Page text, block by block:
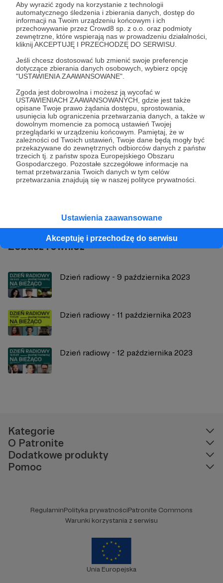
Aby wyrazić zgody na korzystanie z technologii
automatycznego śledzenia i zbierania danych, dostęp do
informacji na Twoim urządzeniu końcowym i ich
przechowywanie przez Crowd8 sp. z o.o. oraz podmioty
zewnętrzne, które wspierają nas w prowadzeniu działalności,
kliknij AKCEPTUJĘ I PRZECHODZĘ DO SERWISU.
Jeśli chcesz dostosować lub zmienić swoje preferencje
dotyczące zbierania danych osobowych, wybierz opcję
"USTAWIENIA ZAAWANSOWANE".
Zgoda jest dobrowolna i możesz ją wycofać w
USTAWIENIACH ZAAWANSOWANYCH, gdzie jest także
opisane Twoje prawo żądania dostępu, sprostowania,
usunięcia lub ograniczenia przetwarzania danych, a także w
dowolnym momencie za pomocą ustawień Twojej
przeglądarki w urządzeniu końcowym. Pamiętaj, że w
zależności od Twoich ustawień, Twoje dane będą mogły być
przekazywane do zewnętrznych odbiorców danych z państw
trzecich tj. z państw spoza Europejskiego Obszaru
Gospodarczego. Pozostałe szczegółowe informacje na
temat przetwarzania Twoich danych w tym celów
przetwarzania znajdują się w naszej polityce prywatności.
Ustawienia zaawansowane
Akceptuję i przechodzę do serwisu
Zostań Patronem
Zaloguj się
Hitlon Warszawa konkurs współpraca
Udostępnij
Radio 357
Zobacz również
Dzień radiowy - 9 października 2023
Dzień radiowy - 11 października 2023
Dzień radiowy - 12 października 2023
Kategorie
O Patronite
Dodatkowe produkty
Pomoc
RegulaminPolityka prywatnościPatronite Commons
Warunki korzystania z serwisu
Unia Europejska